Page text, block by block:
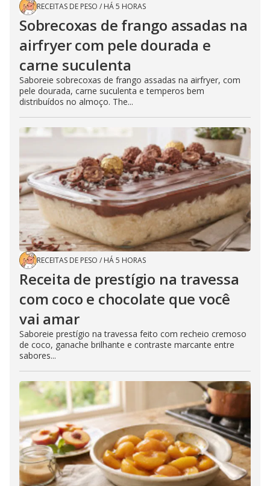
RECEITAS DE PESO / HÁ 5 HORAS
Sobrecoxas de frango assadas na
airfryer com pele dourada e
carne suculenta
Saboreie sobrecoxas de frango assadas na airfryer, com
pele dourada, carne suculenta e temperos bem
distribuídos no almoço. The...
RECEITAS DE PESO / HÁ 5 HORAS
Receita de prestígio na travessa
com coco e chocolate que você
vai amar
Saboreie prestígio na travessa feito com recheio cremoso
de coco, ganache brilhante e contraste marcante entre
sabores...